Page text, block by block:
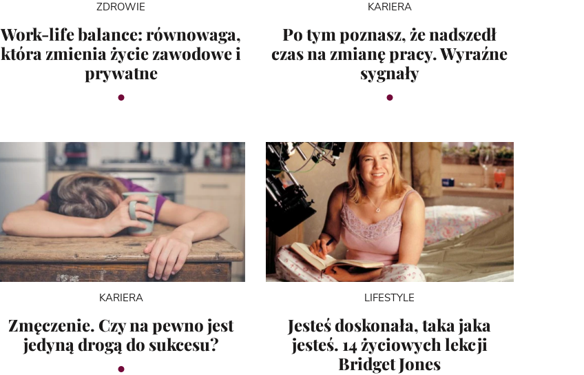
ZDROWIE
Work-life balance: równowaga,
która zmienia życie zawodowe i
prywatne
KARIERA
Po tym poznasz, że nadszedł
czas na zmianę pracy. Wyraźne
sygnały
KARIERA
Zmęczenie. Czy na pewno jest
jedyną drogą do sukcesu?
LIFESTYLE
Jesteś doskonała, taka jaka
jesteś. 14 życiowych lekcji
Bridget Jones